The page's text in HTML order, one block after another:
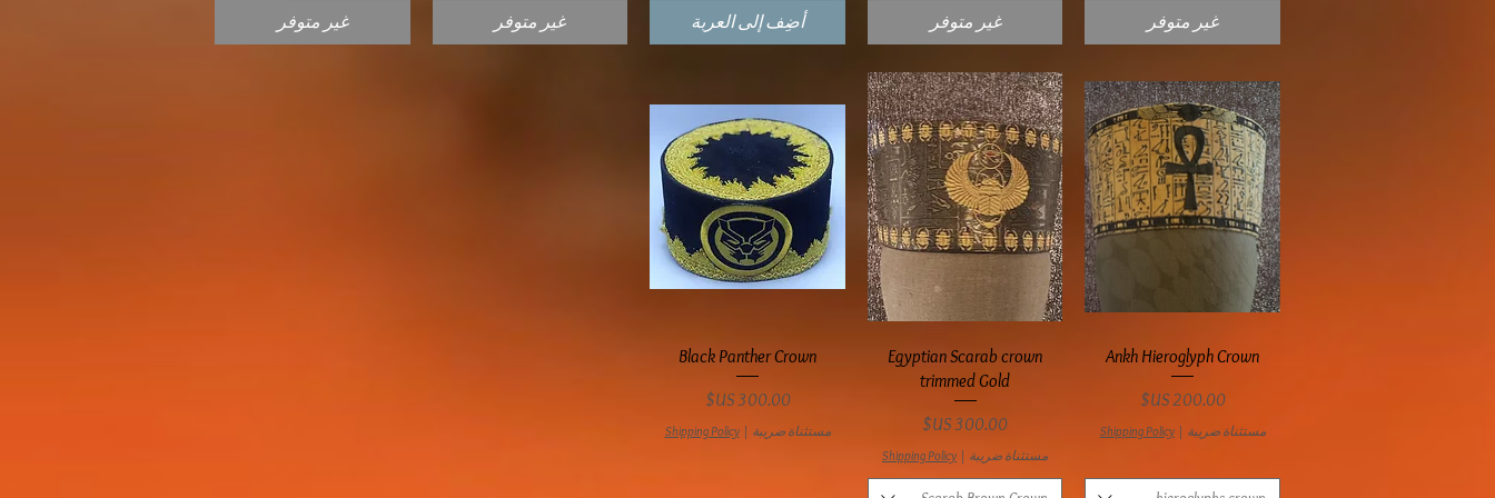
غير متوفر غير متوفر أضِف إلى العربة غير متوفر غير متوفر
العرض السريع
Ankh Hieroglyph Crown
السعر‏200.00 US$
مستثناة ضريبة |
Shipping Policy
العرض السريع
Egyptian Scarab crown
trimmed Gold
السعر
مستثناة ضريبة |
Shipping Policy
العرض السريع
Black Panther Crown
السعر‏300.00 US$
مستثناة ضريبة |
Shipping Policy